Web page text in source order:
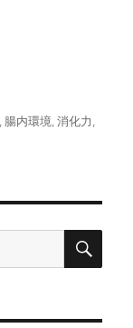
腸内環境 ,消化力
検